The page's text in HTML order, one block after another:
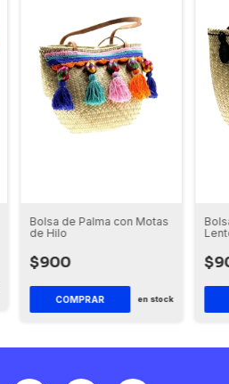
Bolsa de Palma con Motas
de Hilo
$900
en stock